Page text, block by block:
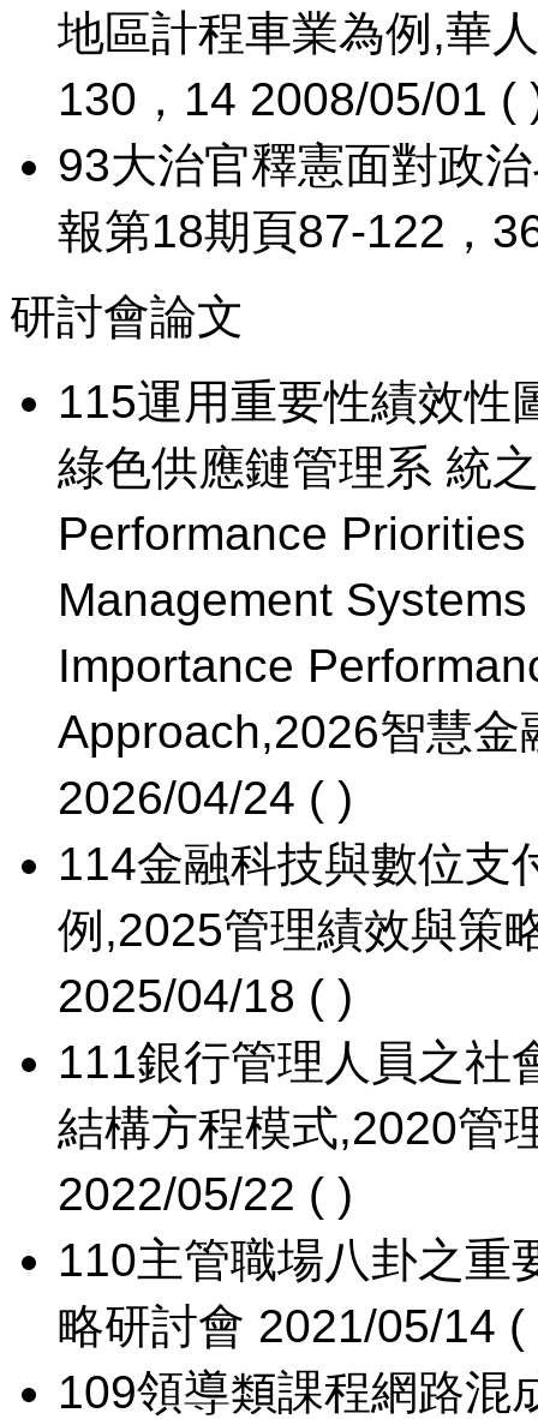
地區計程車業為例,華
130，14 2008/05/01 (
93大治官釋憲面對政
報第18期頁87-122，
研討會論文
115運用重要性績效性
綠色供應鏈管理系 統
Performance
Management
Importance
Approach,2026智慧
2026/04/24 ( )
114金融科技與數位支
例,2025管理績效與策
2025/04/18 ( )
111銀行管理人員之社
結構方程模式,2020管
2022/05/22 ( )
110主管職場八卦之重
略研討會 2021/05/14 (
109領導類課程網路混